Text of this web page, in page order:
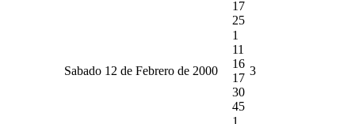
17
25
Sabado 12 de Febrero de 2000
1
11
16
17
30
45
3
1